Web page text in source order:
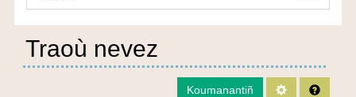
Traoù nevez
Koumanantiñ Sikour